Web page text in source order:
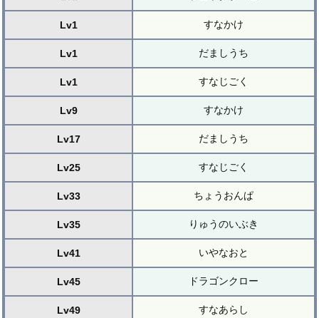
Lv1 すなかけ
Lv1 だましうち
Lv1 すなじごく
Lv9 すなかけ
Lv17 だましうち
Lv25 すなじごく
Lv33 ちょうおんぱ
Lv35 りゅうのいぶき
Lv41 いやなおと
Lv45 ドラゴンクロー
Lv49 すなあらし